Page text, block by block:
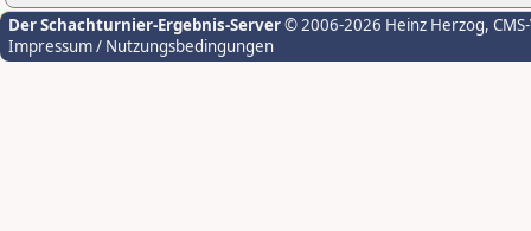
Der Schachturnier-Ergebnis-Server© 2006-2026 Heinz Herzog,
Impressum / Nutzungsbedingungen